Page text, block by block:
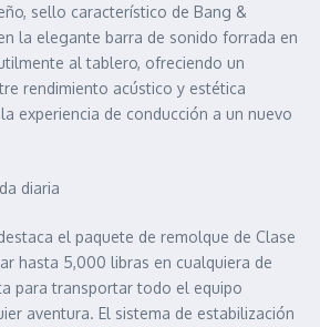
sello característico de Bang &
la elegante barra de sonido forrada en
al tablero, ofreciendo un
rendimiento acústico y estética
experiencia de conducción a un nuevo
diaria
el paquete de remolque de Clase
hasta 5,000 libras en cualquiera de
para transportar todo el equipo
aventura. El sistema de estabilización